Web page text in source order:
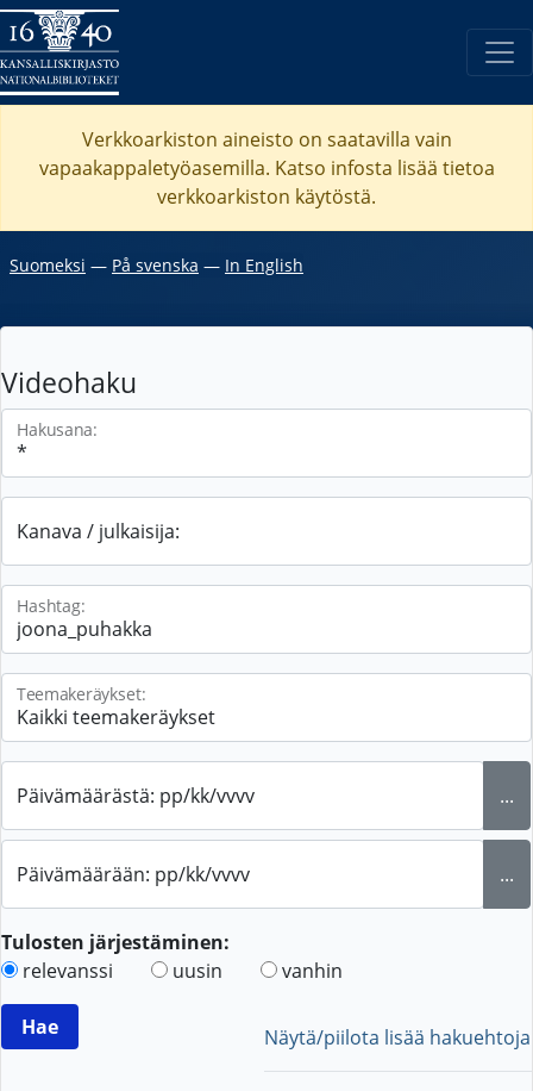
Verkkoarkiston aineisto on saatavilla vain
vapaakappaletyöasemilla. Katso infosta lisää tietoa
verkkoarkiston käytöstä.
Suomeksi ― På svenska ― In English
Videohaku
Hakusana:
Kanava / julkaisija:
Hashtag:
Teemakeräykset:
Päivämäärästä: pp/kk/vvvv ...
Päivämäärään: pp/kk/vvvv ...
Tulosten järjestäminen:
relevanssi
uusin vanhin
Näytä/piilota lisää hakuehtoja